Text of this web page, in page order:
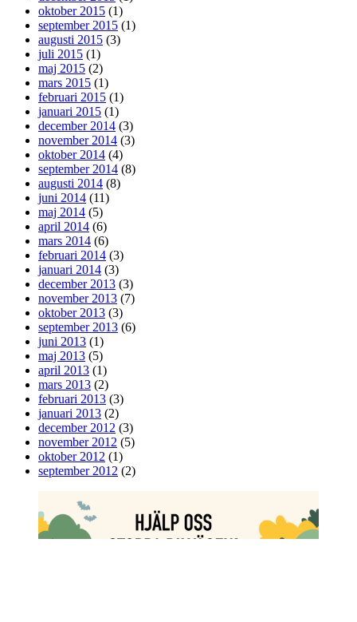
oktober 2015 (1)
september 2015 (1)
augusti 2015 (3)
juli 2015 (1)
maj 2015 (2)
mars 2015 (1)
februari 2015 (1)
januari 2015 (1)
december 2014 (3)
november 2014 (3)
oktober 2014 (4)
september 2014 (8)
augusti 2014 (8)
juni 2014 (11)
maj 2014 (5)
april 2014 (6)
mars 2014 (6)
februari 2014 (3)
januari 2014 (3)
december 2013 (3)
november 2013 (7)
oktober 2013 (3)
september 2013 (6)
juni 2013 (1)
maj 2013 (5)
april 2013 (1)
mars 2013 (2)
februari 2013 (3)
januari 2013 (2)
december 2012 (3)
november 2012 (5)
oktober 2012 (1)
september 2012 (2)